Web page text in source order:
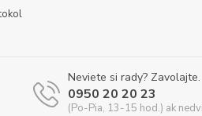
Neviete si rady? Zavolajte.
0950 20 20 23
(Po-Pia, 13-15 hod.) ak